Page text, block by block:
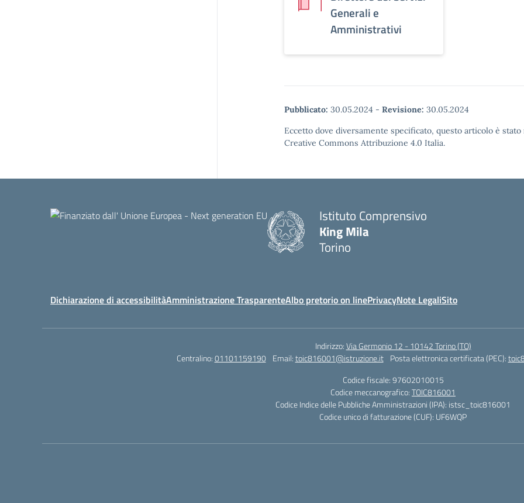
Generali e
Amministrativi
Pubblicato: 30.05.2024 - Revisione: 30.05.2024
Eccetto dove diversamente specificato, questo articolo è
Creative Commons Attribuzione 4.0 Italia.
Istituto Comprensivo
King Mila
Torino
Dichiarazione di accessibilitàAmministrazione TrasparenteAlbo pretorio on linePrivacyNote LegaliSito
Indirizzo:Via Germonio 12 - 10142 Torino (TO)
Centralino:01101159190 Email:toic816001@istruzione.it Posta elettronica certificata (PEC):
Codice fiscale: 97602010015
Codice meccanografico:TOIC816001
Codice Indice delle Pubbliche Amministrazioni (IPA): istsc_toic816001
Codice unico di fatturazione (CUF): UF6WQP